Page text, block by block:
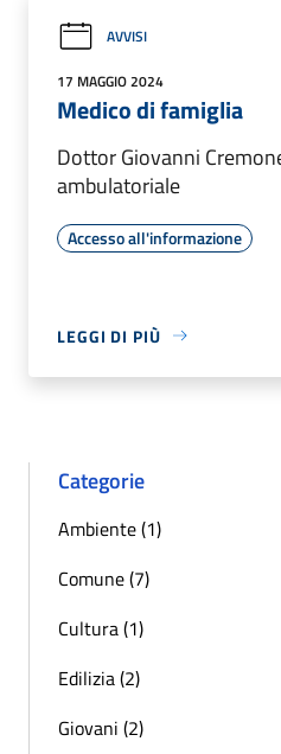
AVVISI
17 MAGGIO 2024
Medico di famiglia
Dottor Giovanni
ambulatoriale
Accesso all'informazione
LEGGI DI PIÙ
Categorie
Ambiente (1)
Comune (7)
Cultura (1)
Edilizia (2)
Giovani (2)